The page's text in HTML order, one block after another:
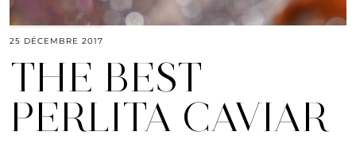
25 DÉCEMBRE 2017
THE BEST
PERLITA CAVIAR